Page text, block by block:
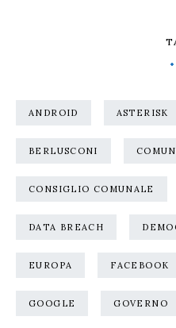
ANDROID ASTERISK
BERLUSCONI
CONSIGLIO COMUNALE
DATA BREACH
EUROPA FACEBOOK
GOOGLE GOVERNO